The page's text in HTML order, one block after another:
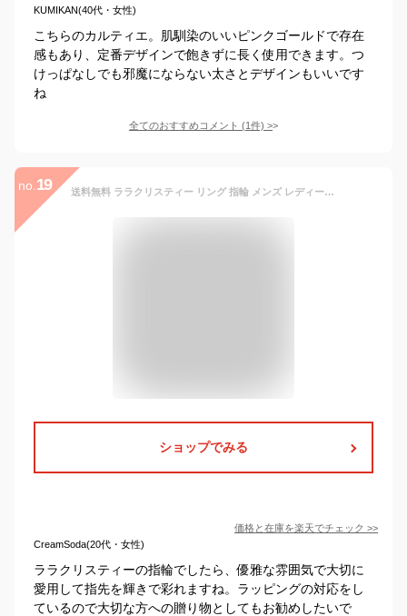
KUMIKAN(40代・女性)
こちらのカルティエ。肌馴染のいいピンクゴールドで存在
感もあり、定番デザインで飽きずに長く使用できます。つ
けっぱなしでも邪魔にならない太さとデザインもいいです
ね
全てのおすすめコメント (1件) >
no. 19 送料無料 ララクリスティー リング 指輪 メンズ レディース LARA Christie シルバー925 / トラディショナル リング 【ホワイト】 7号 9号 11号 13号 15号 【 シンプル おしゃれ 人気 誕生日 ギフト 】 クリスマス
ショップでみる
価格と在庫を楽天でチェック >>
CreamSoda(20代・女性)
ララクリスティーの指輪でしたら、優雅な雰囲気で大切に
愛用して指先を輝きで彩れますね。ラッピングの対応をし
ているので大切な方への贈り物としてもお勧めしたいで